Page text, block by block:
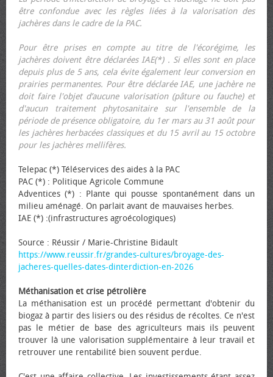
être confondue avec les règles liées à la valorisation des
jachères dans le cadre de la PAC.
Pour être prises en compte au titre de l'écorégime, les
jachères doivent être déclarées IAE(*) . Si elles sont en place
depuis plus de 5 ans, cela évite également leur conversion en
prairies permanentes. Pour être déclarée IAE, une jachère ne
doit faire l'objet d’aucune valorisation (pâture ou fauche) et
d'aucun traitement phytosanitaire sur l'ensemble de la
période de présence obligatoire, du 1er mars au 31 août pour
les jachères herbacées classiques et du 15 avril au 15 octobre
pour les jachères mellifères.
Telepac (*) Téléservices des aides à la PAC
PAC (*) : Politique Agricole Commune
Adventices (*) : Plante qui pousse spontanément dans un
milieu aménagé. On parlait avant de mauvaises herbes.
IAE (*) :(infrastructures agroécologiques)
Source : Réussir / Marie-Christine Bidault
https://www.reussir.fr/grandes-cultures/broyage-des-
jacheres-quelles-dates-dinterdiction-en-2026
Méthanisation et crise pétrolière
La méthanisation est un procédé permettant d'obtenir du
biogaz à partir des lisiers ou des résidus de récoltes. Ce n'est
pas le métier de base des agriculteurs mais ils peuvent
trouver là une valorisation supplémentaire à leur travail et
retrouver une rentabilité bien souvent perdue.